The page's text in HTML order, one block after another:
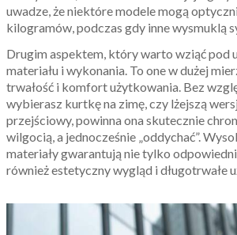
uwadze, że niektóre modele mogą
kilogramów, podczas gdy inne wysmuklą
Drugim aspektem, który warto wziąć pod
materiału i wykonania. To one w dużej
trwałość i komfort użytkowania. Bez
wybierasz kurtkę na zimę, czy lżejszą
przejściowy, powinna ona skutecznie
wilgocią, a jednocześnie „oddychać”.
materiały gwarantują nie tylko
również estetyczny wygląd i długotrwałe